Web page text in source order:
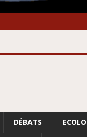
DÉBATS